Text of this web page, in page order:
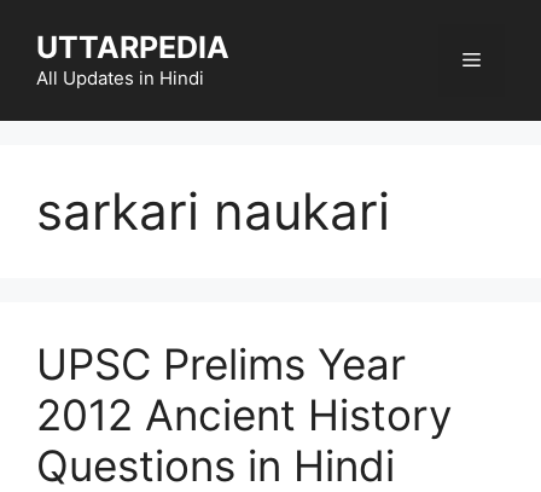
content
UTTARPEDIA
All Updates in Hindi
Menu
sarkari naukari
UPSC Prelims Year
2012 Ancient History
Questions in Hindi